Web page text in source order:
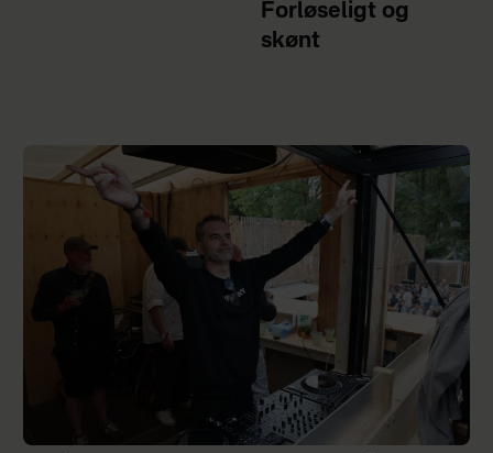
Forløseligt og
skønt